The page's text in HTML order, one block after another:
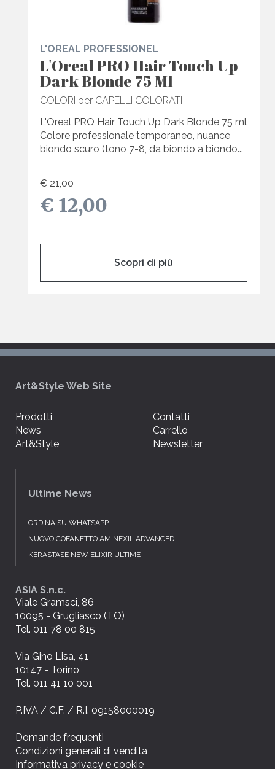
L'OREAL PROFESSIONEL
L'Oreal PRO Hair Touch Up
Dark Blonde 75 Ml
COLORI per CAPELLI COLORATI
L'Oreal PRO Hair Touch Up Dark Blonde 75 ml
Colore professionale temporaneo, nuance
biondo scuro (tono 7-8, da biondo a biondo...
€ 21,00
€ 12,00
Scopri di più
Art&Style Web Site
Prodotti
News
Art&Style
Contatti
Carrello
Newsletter
Ultime News
ORDINA SU WHATSAPP
NUOVO COFANETTO AMINEXIL ADVANCED
KERASTASE NEW ELIXIR ULTIME
ASIA S.n.c.
Viale Gramsci, 86
10095 - Grugliasco (TO)
Tel. 011 78 00 815
Via Gino Lisa, 41
10147 - Torino
Tel. 011 41 10 001
P.IVA / C.F. / R.I. 09158000019
Domande frequenti
Condizioni generali di vendita
Informativa privacy e cookie